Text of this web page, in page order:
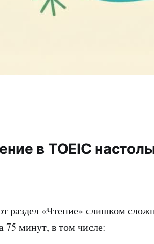
в TOEIC
раздел «Чтение» слишком
75 минут, в том числе: